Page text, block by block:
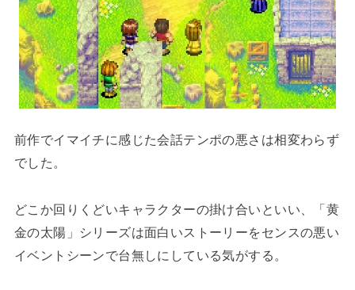
前作でイマイチに感じた会話テンポの悪さは相変わらず
でした。
どこか回りくどいキャラクターの掛け合いといい、「黄
金の太陽」シリーズは面白いストーリーをセンスの悪い
イベントシーンで台無しにしている気がする。